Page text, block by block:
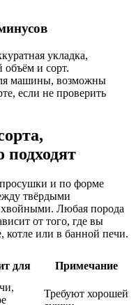
укладка,
объём и сорт.
машины, возможны
если не проверить
подходят
и по форме
твёрдыми
Любая порода
от того, где вы
котле или в банной печи.
для Примечание
Требуют хорошей